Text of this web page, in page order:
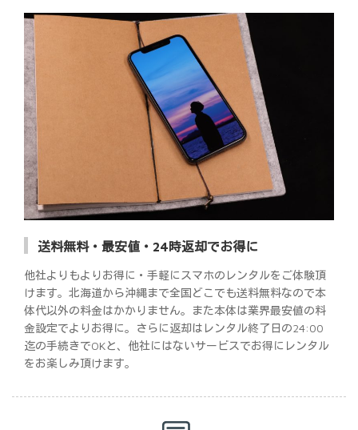
送料無料・最安値・24時返却でお得に
他社よりもよりお得に・手軽にスマホのレンタルをご体験頂
けます。北海道から沖縄まで全国どこでも送料無料なので本
体代以外の料金はかかりません。また本体は業界最安値の料
金設定でよりお得に。さらに返却はレンタル終了日の24:00
迄の手続きでOKと、他社にはないサービスでお得にレンタル
をお楽しみ頂けます。